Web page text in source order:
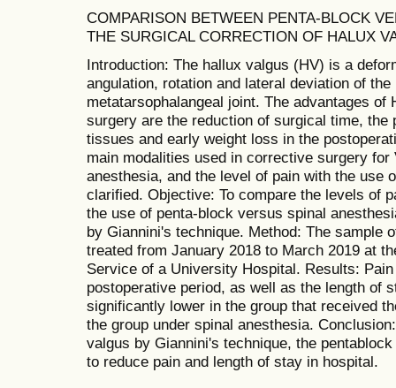
COMPARISON BETWEEN PENTA-BLOCK
THE SURGICAL CORRECTION OF HALUX
Introduction: The hallux valgus (HV) is a
angulation, rotation and lateral deviation of
metatarsophalangeal joint. The advantages
surgery are the reduction of surgical time,
tissues and early weight loss in the
main modalities used in corrective surgery for
anesthesia, and the level of pain with the use
clarified. Objective: To compare the levels of
the use of penta-block versus spinal
by Giannini's technique. Method: The sample
treated from January 2018 to March 2019 at
Service of a University Hospital. Results:
postoperative period, as well as the length of
significantly lower in the group that received
the group under spinal anesthesia.
valgus by Giannini's technique, the
to reduce pain and length of stay in hospital.